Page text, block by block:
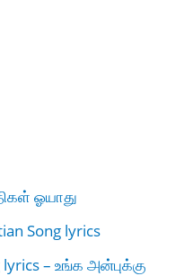
ஓயாது
Song lyrics
– உங்க அன்புக்கு